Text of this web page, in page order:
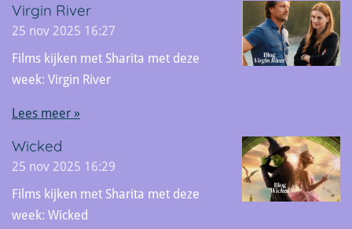
Virgin River
25 nov 2025 16:27
Films kijken met Sharita met deze
week: Virgin River
Lees meer »
Wicked
25 nov 2025 16:29
Films kijken met Sharita met deze
week: Wicked